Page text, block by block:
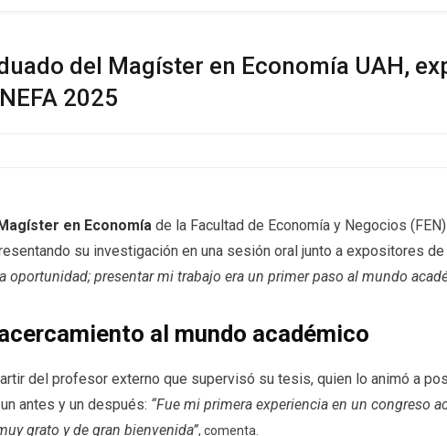
del Magíster en Economía UAH,
2025
en Economía de la Facultad de Economía y Negocios
su investigación en una sesión oral junto a expositores
oportunidad; presentar mi trabajo era un primer paso al mundo
al mundo académico
del profesor externo que supervisó su tesis, quien lo animó a
antes y un después: “Fue mi primera experiencia en un congreso
grato y de gran bienvenida”, comenta.